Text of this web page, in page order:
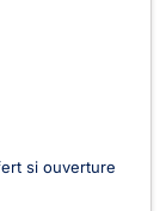
si ouverture